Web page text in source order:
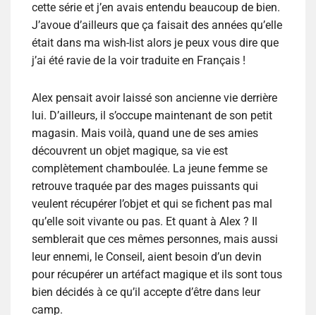
cette série et j’en avais entendu beaucoup de bien.
J’avoue d’ailleurs que ça faisait des années qu’elle
était dans ma wish-list alors je peux vous dire que
j’ai été ravie de la voir traduite en Français !
Alex pensait avoir laissé son ancienne vie derrière
lui. D’ailleurs, il s’occupe maintenant de son petit
magasin. Mais voilà, quand une de ses amies
découvrent un objet magique, sa vie est
complètement chamboulée. La jeune femme se
retrouve traquée par des mages puissants qui
veulent récupérer l’objet et qui se fichent pas mal
qu’elle soit vivante ou pas. Et quant à Alex ? Il
semblerait que ces mêmes personnes, mais aussi
leur ennemi, le Conseil, aient besoin d’un devin
pour récupérer un artéfact magique et ils sont tous
bien décidés à ce qu’il accepte d’être dans leur
camp.